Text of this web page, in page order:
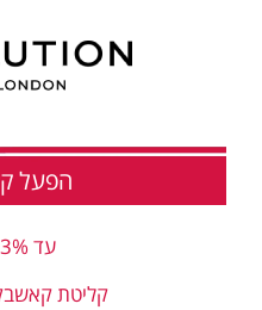
הפעל
עד 3% קאשבק
קליטת קאשבק תוך